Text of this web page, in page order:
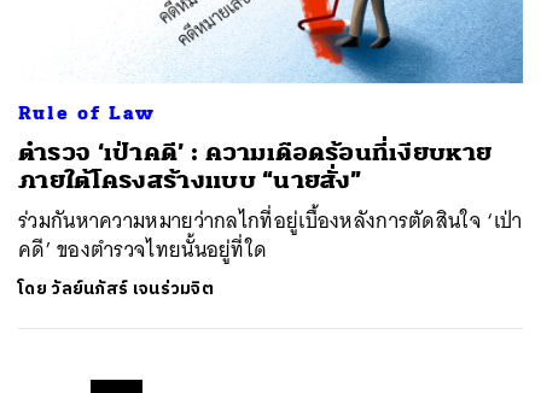
Rule of Law
ตำรวจ ‘เป่าคดี’ : ความเดือดร้อนที่เงียบหาย
ภายใต้โครงสร้างแบบ “นายสั่ง”
ร่วมกันหาความหมายว่ากลไกที่อยู่เบื้องหลังการตัดสินใจ ‘เป่า
คดี’ ของตำรวจไทยนั้นอยู่ที่ใด
โดยวัลย์นภัสร์ เจนร่วมจิต